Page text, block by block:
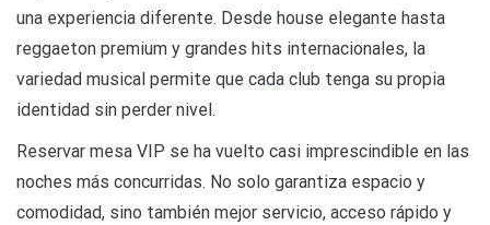
una experiencia diferente. Desde house elegante hasta
reggaeton premium y grandes hits internacionales, la
variedad musical permite que cada club tenga su propia
identidad sin perder nivel.
Reservar mesa VIP se ha vuelto casi imprescindible en las
noches más concurridas. No solo garantiza espacio y
comodidad, sino también mejor servicio, acceso rápido y